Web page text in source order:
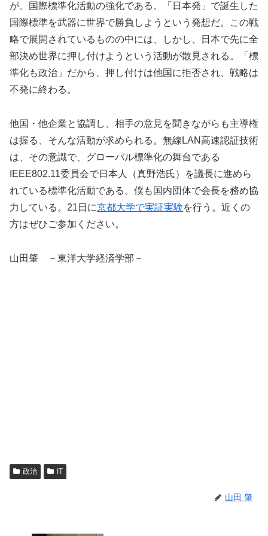
が、国際標準化活動の強化である。「日本発」で誕生した
国際標準を武器に世界で勝負しようという発想だ。この戦
略で展開されているものの中には、しかし、日本で先に全
部決め世界に押し付けようという活動が散見される。「標
準化も政治」だから、押し付けは他国に拒否され、戦略は
不発に終わる。
他国・他企業と協調し、相手の意見を聞きながらも主導権
は握る、そんな活動が求められる。無線LAN高速認証技術
は、その意識で、グローバル標準化の舞台である
IEEE802.11委員会で日本人（真野浩氏）を議長に進めら
れている標準化活動である。僕も国内団体で会長を務め協
力している。21日に京都大学で実証実験を行う。近くの
方はぜひご参加ください。
山田肇 －東洋大学経済学部－
政治 IT
山田 肇